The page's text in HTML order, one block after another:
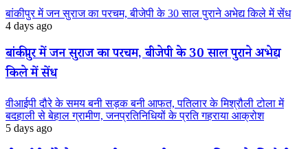
बांकीपुर में जन सुराज का परचम, बीजेपी के 30 साल पुराने अभेद्य किले में सेंध
4 days ago
बांकीपुर में जन सुराज का परचम, बीजेपी के 30 साल पुराने अभेद्य
किले में सेंध
वीआईपी दौरे के समय बनी सड़क बनी आफत, पतिलार के मिश्रौली टोला में
बदहाली से बेहाल ग्रामीण, जनप्रतिनिधियों के प्रति गहराया आक्रोश
5 days ago